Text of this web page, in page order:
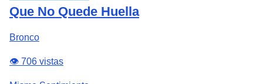
Que No Quede Huella
Bronco
👁️ 706 vistas